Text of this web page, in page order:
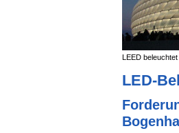
LEED
LED-